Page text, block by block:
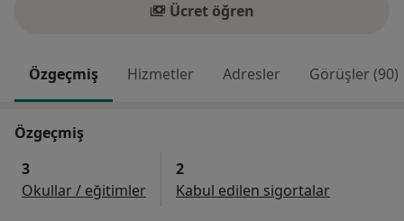
Ücret öğren
Özgeçmiş Hizmetler Adresler Görüşler (90)
Özgeçmiş
3
Okullar / eğitimler
2
Kabul edilen sigortalar